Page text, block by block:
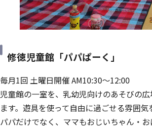
修徳児童館「パパぱーく」
毎月1回 土曜日開催 AM10:30～12:00
児童館の一室を、乳幼児向けのあそびの
ます。遊具を使って自由に過ごせる雰囲気
パパだけでなく、ママもおじいちゃん・